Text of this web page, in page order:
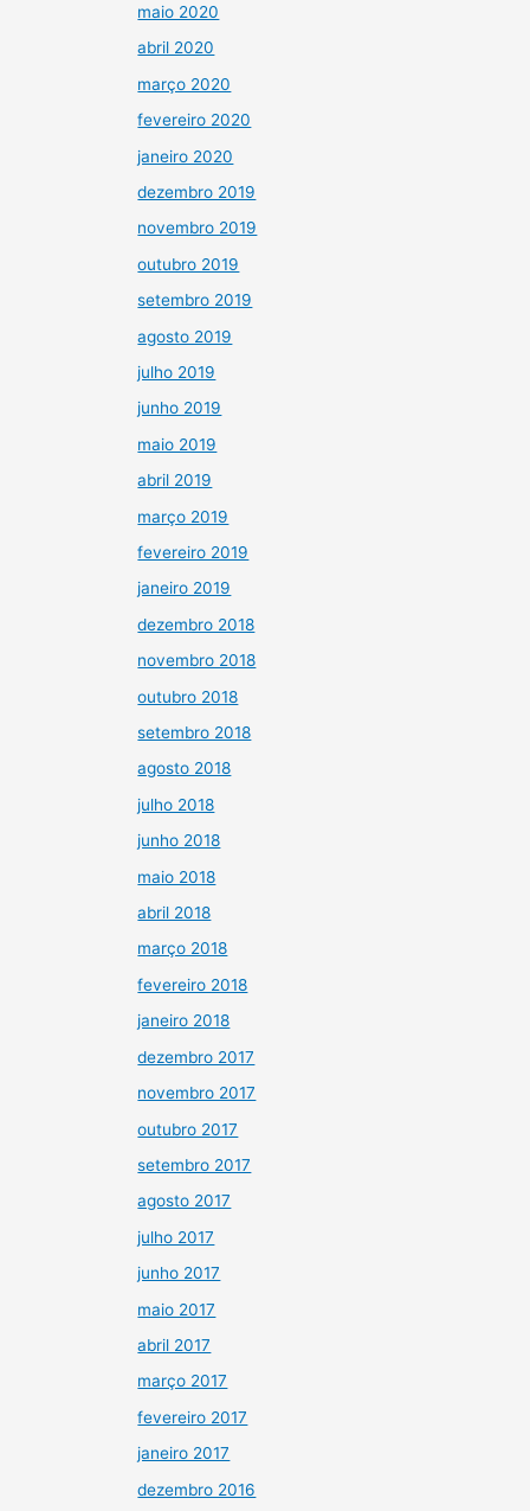
maio 2020
abril 2020
março 2020
fevereiro 2020
janeiro 2020
dezembro 2019
novembro 2019
outubro 2019
setembro 2019
agosto 2019
julho 2019
junho 2019
maio 2019
abril 2019
março 2019
fevereiro 2019
janeiro 2019
dezembro 2018
novembro 2018
outubro 2018
setembro 2018
agosto 2018
julho 2018
junho 2018
maio 2018
abril 2018
março 2018
fevereiro 2018
janeiro 2018
dezembro 2017
novembro 2017
outubro 2017
setembro 2017
agosto 2017
julho 2017
junho 2017
maio 2017
abril 2017
março 2017
fevereiro 2017
janeiro 2017
dezembro 2016